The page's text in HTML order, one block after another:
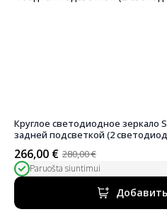
Круглое светодиодное зеркало
задней подсветкой (2
280,00€
Первоначальная
цена
была:
280,00 €.
266,00 €
Текущая
цена:
266,00 €.
Paruošta siuntimui